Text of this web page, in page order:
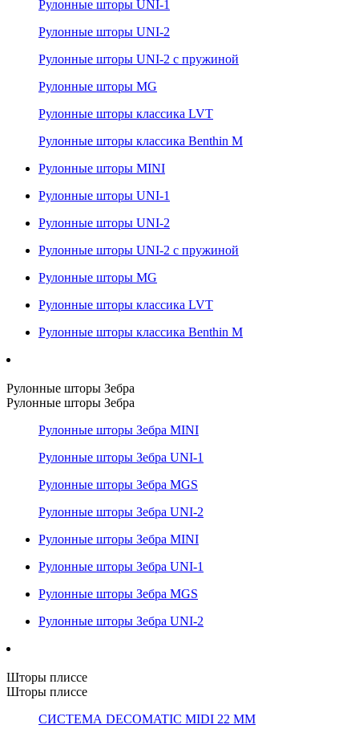
Рулонные шторы UNI-1
Рулонные шторы UNI-2
Рулонные шторы UNI-2 с пружиной
Рулонные шторы MG
Рулонные шторы классика LVT
Рулонные шторы классика Benthin M
Рулонные шторы MINI
Рулонные шторы UNI-1
Рулонные шторы UNI-2
Рулонные шторы UNI-2 с пружиной
Рулонные шторы MG
Рулонные шторы классика LVT
Рулонные шторы классика Benthin M
Рулонные шторы Зебра
Рулонные шторы Зебра
Рулонные шторы Зебра MINI
Рулонные шторы Зебра UNI-1
Рулонные шторы Зебра MGS
Рулонные шторы Зебра UNI-2
Рулонные шторы Зебра MINI
Рулонные шторы Зебра UNI-1
Рулонные шторы Зебра MGS
Рулонные шторы Зебра UNI-2
Шторы плиссе
Шторы плиссе
СИСТЕМА DECOMATIC MIDI 22 ММ